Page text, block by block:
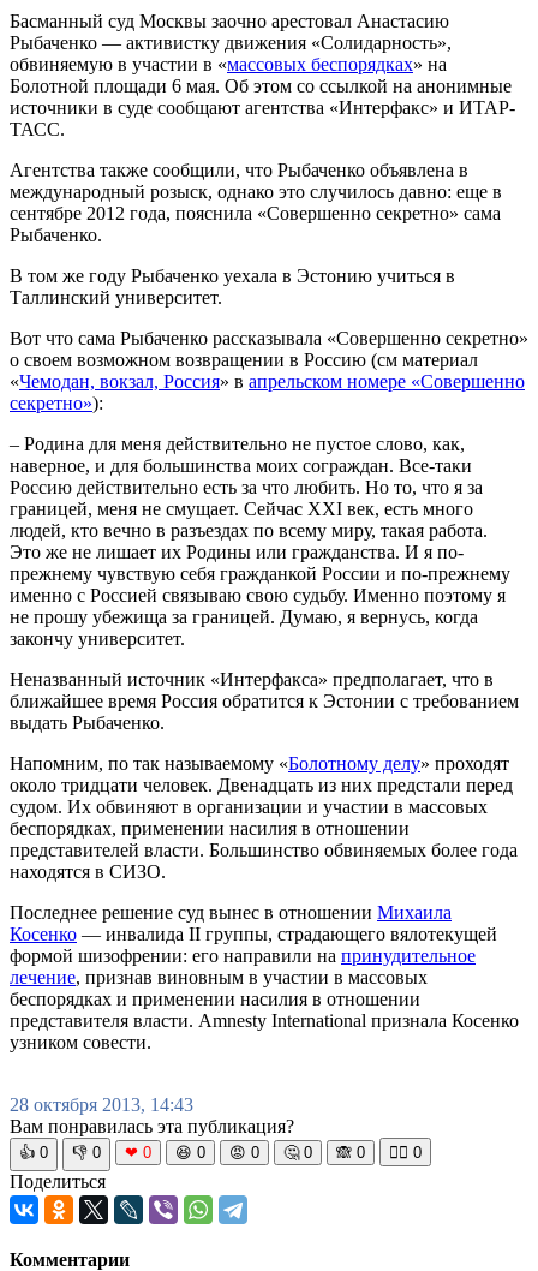
Басманный суд Москвы заочно арестовал Анастасию
Рыбаченко — активистку движения «Солидарность»,
обвиняемую в участии в «массовых беспорядках» на
Болотной площади 6 мая. Об этом со ссылкой на анонимные
источники в суде сообщают агентства «Интерфакс» и ИТАР-
ТАСС.
Агентства также сообщили, что Рыбаченко объявлена в
международный розыск, однако это случилось давно: еще в
сентябре 2012 года, пояснила «Совершенно секретно» сама
Рыбаченко.
В том же году Рыбаченко уехала в Эстонию учиться в
Таллинский университет.
Вот что сама Рыбаченко рассказывала «Совершенно секретно»
о своем возможном возвращении в Россию (см материал
«Чемодан, вокзал, Россия» в апрельском номере «Совершенно
секретно»):
– Родина для меня действительно не пустое слово, как,
наверное, и для большинства моих сограждан. Все-таки
Россию действительно есть за что любить. Но то, что я за
границей, меня не смущает. Сейчас XXI век, есть много
людей, кто вечно в разъездах по всему миру, такая работа.
Это же не лишает их Родины или гражданства. И я по-
прежнему чувствую себя гражданкой России и по-прежнему
именно с Россией связываю свою судьбу. Именно поэтому я
не прошу убежища за границей. Думаю, я вернусь, когда
закончу университет.
Неназванный источник «Интерфакса» предполагает, что в
ближайшее время Россия обратится к Эстонии с требованием
выдать Рыбаченко.
Напомним, по так называемому «Болотному делу» проходят
около тридцати человек. Двенадцать из них предстали перед
судом. Их обвиняют в организации и участии в массовых
беспорядках, применении насилия в отношении
представителей власти. Большинство обвиняемых более года
находятся в СИЗО.
Последнее решение суд вынес в отношении Михаила
Косенко — инвалида II группы, страдающего вялотекущей
формой шизофрении: его направили на принудительное
лечение, признав виновным в участии в массовых
беспорядках и применении насилия в отношении
представителя власти. Amnesty International признала Косенко
узником совести.
28 октября 2013, 14:43
Вам понравилась эта публикация?
👍 0 👎 0 ❤ 0 😆 0 😡 0 🤔 0 🙈 0 🧘‍♀️ 0
Поделиться
Комментарии